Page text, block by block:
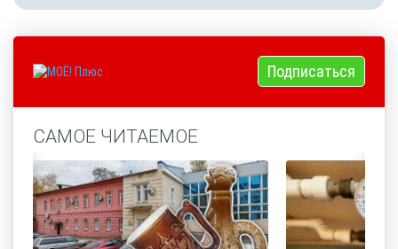
Подписаться
САМОЕ ЧИТАЕМОЕ